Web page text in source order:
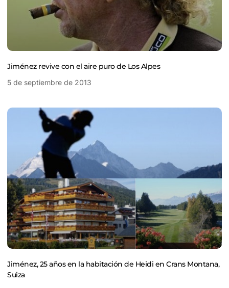
Jiménez revive con el aire puro de Los Alpes
5 de septiembre de 2013
Jiménez, 25 años en la habitación de Heidi en Crans Montana,
Suiza